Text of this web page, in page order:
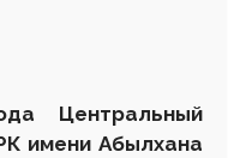
Центральный
имени Абылхана